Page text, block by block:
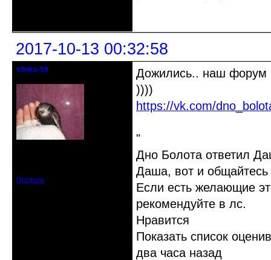
2017-10-13 00:32:58
sfinks-59
Профиль
Дожились.. наш форум
))))
https://vk.com/
"
Дно Болота ответил
Даша, вот и общайтесь
Если есть желающие
рекомендуйте в лс.
Нравится
Показать список
два часа назад